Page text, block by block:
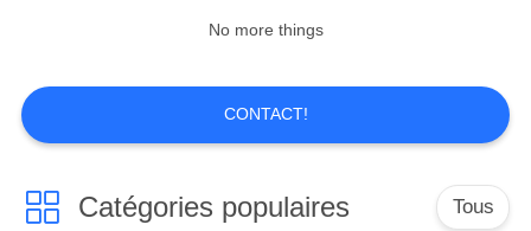
PRIVACY
POLICY
No more things
CONTACT!
Catégories populaires Tous